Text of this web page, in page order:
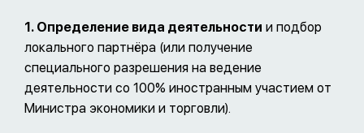
1. Определение вида деятельности и подбор
локального партнёра (или получение
специального разрешения на ведение
деятельности со 100% иностранным участием от
Министра экономики и торговли).